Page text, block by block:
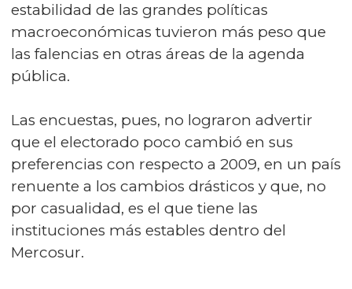
estabilidad de las grandes políticas
macroeconómicas tuvieron más peso que
las falencias en otras áreas de la agenda
pública.
Las encuestas, pues, no lograron advertir
que el electorado poco cambió en sus
preferencias con respecto a 2009, en un país
renuente a los cambios drásticos y que, no
por casualidad, es el que tiene las
instituciones más estables dentro del
Mercosur.